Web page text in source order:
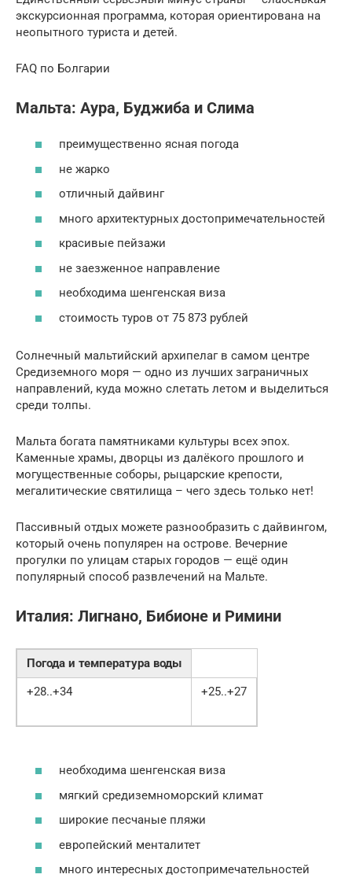
экскурсионная программа, которая ориентирована на
неопытного туриста и детей.
FAQ по Болгарии
Мальта: Аура, Буджиба и Слима
преимущественно ясная погода
не жарко
отличный дайвинг
много архитектурных достопримечательностей
красивые пейзажи
не заезженное направление
необходима шенгенская виза
стоимость туров от 75 873 рублей
Солнечный мальтийский архипелаг в самом центре
Средиземного моря — одно из лучших заграничных
направлений, куда можно слетать летом и выделиться
среди толпы.
Мальта богата памятниками культуры всех эпох.
Каменные храмы, дворцы из далёкого прошлого и
могущественные соборы, рыцарские крепости,
мегалитические святилища – чего здесь только нет!
Пассивный отдых можете разнообразить с дайвингом,
который очень популярен на острове. Вечерние
прогулки по улицам старых городов — ещё один
популярный способ развлечений на Мальте.
Италия: Лигнано, Бибионе и Римини
Погода и температура воды
+28..+34
+25..+27
необходима шенгенская виза
мягкий средиземноморский климат
широкие песчаные пляжи
европейский менталитет
много интересных достопримечательностей